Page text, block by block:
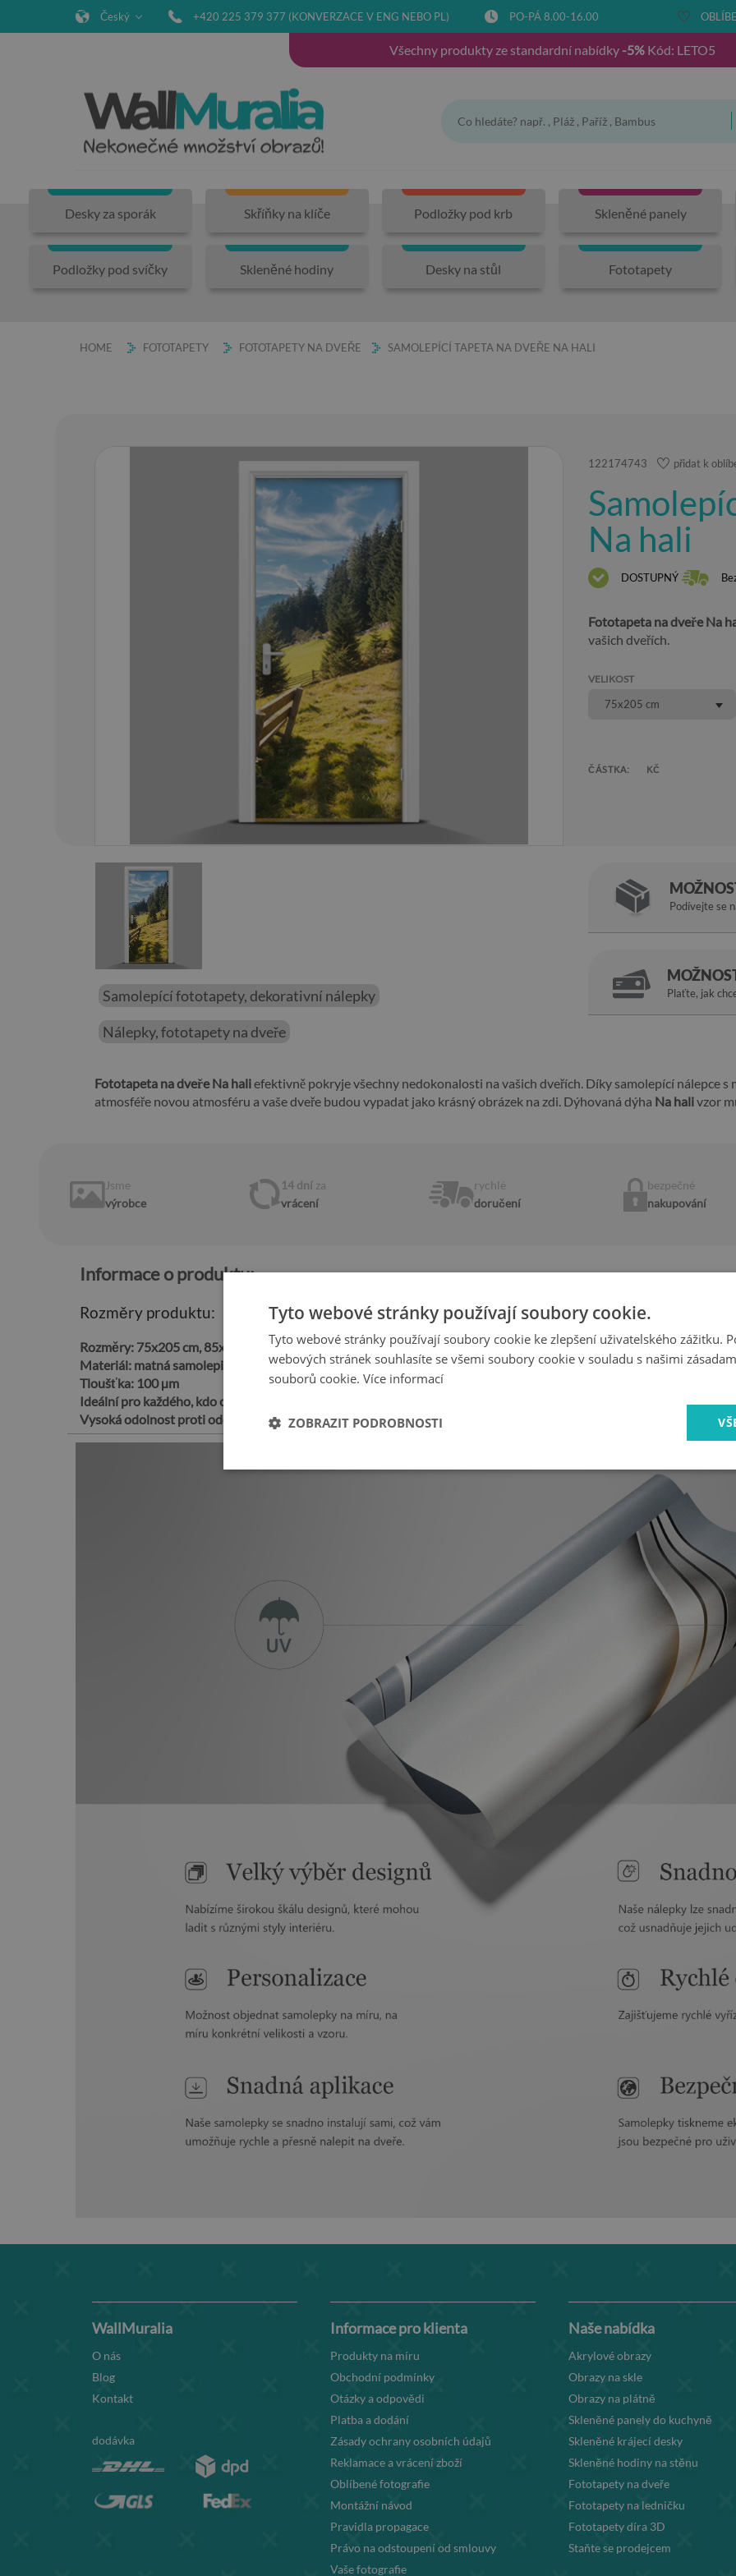
Český +420 225 379 377 (KONVERZACE V ENG NEBO PL) PO-PÁ 8.00-16.00
Všechny produkty ze standardní nabídky -5%Kód: LETO5
Desky za sporák Skříňky na klíče Podložky pod krb Skleněné panely
Podložky pod svíčky Skleněné hodiny Desky na stůl Fototapety
HOME FOTOTAPETY FOTOTAPETY NA DVEŘE SAMOLEPÍCÍ TAPETA NA DVEŘE NA HALI
122174743 přidat k
Na hali
DOSTUPNÝ
Fototapeta na dveře Na
vašich dveřích.
VELIKOST
75x205 cm
ČÁSTKA: KČ
Samolepící fototapety, dekorativní nálepky
Nálepky, fototapety na dveře
Fototapeta na dveře Na haliefektivně pokryje všechny nedokonalosti na vašich dveřích. Díky samolepící nálepce s
atmosféře novou atmosféru a vaše dveře budou vypadat jako krásný obrázek na zdi. Dýhovaná dýha Na halivzor
Podívejte se
Plaťte, jak
Jsme
výrobce
14 dníza
vrácení
rychlé
doručení
bezpečné
nakupování
Informace o produktu:
Rozměry produktu:
Rozměry: 75x205 cm, 85x205 cm, 95x205 cm
Materiál: matná samolepicí kanálková fólie „bubble free“
Tloušťka: 100 µm
Ideální pro každého, kdo chce snadno a trvale ozdobit své dveře
Vysoká odolnost proti oděru
Nejdůležitější vlastnosti
- Vysoce kvalitní samolepicí nálepka
- Žádné vzduchové bubliny při správné
WallMuralia
O nás
Blog
Kontakt
dodávka
Informace pro klienta
Produkty na míru
Obchodní podmínky
Otázky a odpovědi
Platba a dodání
Zásady ochrany osobních údajů
Reklamace a vrácení zboží
Oblíbené fotografie
Montážní návod
Pravidla propagace
Právo na odstoupení od smlouvy
Vaše fotografie
Naše nabídka
Akrylové obrazy
Obrazy na skle
Obrazy na plátně
Skleněné panely do kuchyně
Skleněné krájecí desky
Skleněné hodiny na stěnu
Fototapety na dveře
Fototapety na ledničku
Fototapety díra 3D
Staňte se prodejcem
Tyto webové stránky používají soubory cookie.
Tyto webové stránky používají soubory cookie ke zlepšení uživatelského zážitku.
webových stránek souhlasíte se všemi soubory cookie v souladu s našimi
souborů cookie. Více informací
ZOBRAZIT PODROBNOSTI